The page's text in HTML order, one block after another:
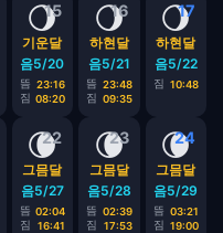
15
🌖
기운달
음5/20
뜸 23:16
짐 08:20
16
🌖
하현달
음5/21
뜸 23:48
짐 09:35
17
🌖
하현달
음5/22
짐 10:48
22
🌘
그믐달
음5/27
뜸 02:04
짐
16:41
23
🌘
그믐달
음5/28
뜸 02:39
짐
17:53
24
🌘
그믐달
음5/29
뜸 03:21
짐 19:00